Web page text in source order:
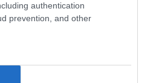
authentication
prevention, and other
ΔΙΑΦΗΜΙΣΗ